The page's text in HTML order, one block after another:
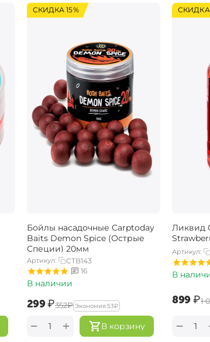
СКИДКА 15%
Бойлы насадочные Carptoday
Baits Demon Spice (Острые
Специи) 20мм
Артикул:
CTB143
16
В наличии
‍299‍₽‍352‍₽ Экономия:‍53‍₽
В корзину
+
−
СКИДКА
Ликвид
Артикул:
В
‍899‍₽‍1
−